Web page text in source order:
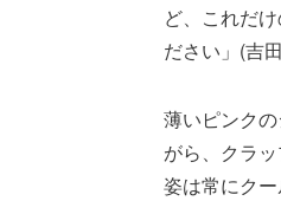
ど、これだ
ださい」(吉
薄いピンク
がら、クラ
姿は常にク